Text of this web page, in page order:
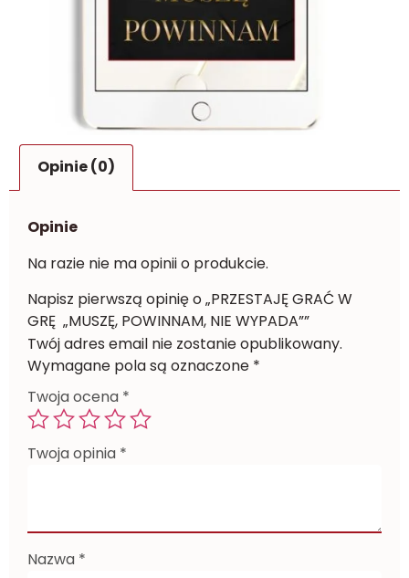
Opinie (0)
Opinie
Na razie nie ma opinii o produkcie.
Napisz pierwszą opinię o „ PRZESTAJĘ GRAĆ W
GRĘ „MUSZĘ, POWINNAM, NIE WYPADA””
Twój adres email nie zostanie opublikowany.
Wymagane pola są oznaczone *
Twoja ocena *
Twoja opinia *
Nazwa *